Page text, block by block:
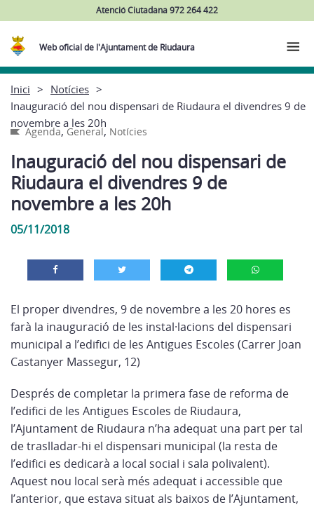
Atenció Ciutadana 972 264 422
Web oficial de l'Ajuntament de Riudaura
Inici
Notícies
Inauguració del nou dispensari de Riudaura el divendres 9 de
novembre a les 20h
Agenda,General, Notícies
Inauguració del nou dispensari de
Riudaura el divendres 9 de
novembre a les 20h
05/11/2018
El proper divendres, 9 de novembre a les 20 hores es
farà la inauguració de les instal·lacions del dispensari
municipal a l’edifici de les Antigues Escoles (Carrer Joan
Castanyer Massegur, 12)
Després de completar la primera fase de reforma de
l’edifici de les Antigues Escoles de Riudaura,
l’Ajuntament de Riudaura n’ha adequat una part per tal
de traslladar-hi el dispensari municipal (la resta de
l’edifici es dedicarà a local social i sala polivalent).
Aquest nou local serà més adequat i accessible que
l’anterior, que estava situat als baixos de l’Ajuntament,